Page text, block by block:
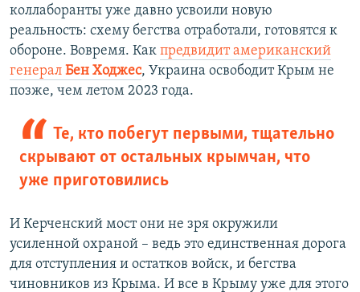
коллаборанты уже давно усвоили новую
реальность: схему бегства отработали, готовятся к
обороне. Вовремя. Как предвидит американский
генерал Бен Ходжес, Украина освободит Крым не
позже, чем летом 2023 года.
Те, кто побегут первыми, тщательно
скрывают от остальных крымчан, что
уже приготовились
И Керченский мост они не зря окружили
усиленной охраной – ведь это единственная дорога
для отступления и остатков войск, и бегства
чиновников из Крыма. И все в Крыму уже для этого